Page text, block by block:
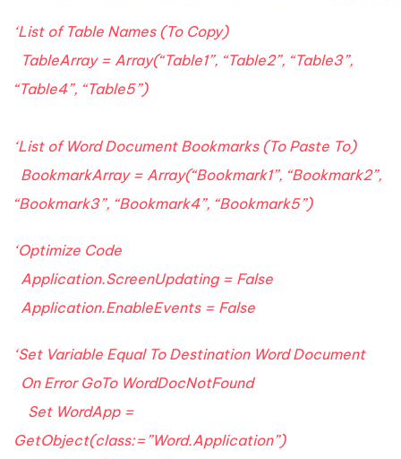
‘List of Table Names (To Copy)
TableArray = Array(“Table1”, “Table2”, “Table3”,
“Table4”, “Table5”)
‘List of Word Document Bookmarks (To Paste To)
BookmarkArray = Array(“Bookmark1”, “Bookmark2”,
“Bookmark3”, “Bookmark4”, “Bookmark5”)
‘Optimize Code
Application.ScreenUpdating = False
Application.EnableEvents = False
‘Set Variable Equal To Destination Word Document
On Error GoTo WordDocNotFound
Set WordApp =
GetObject(class:=”Word.Application”)